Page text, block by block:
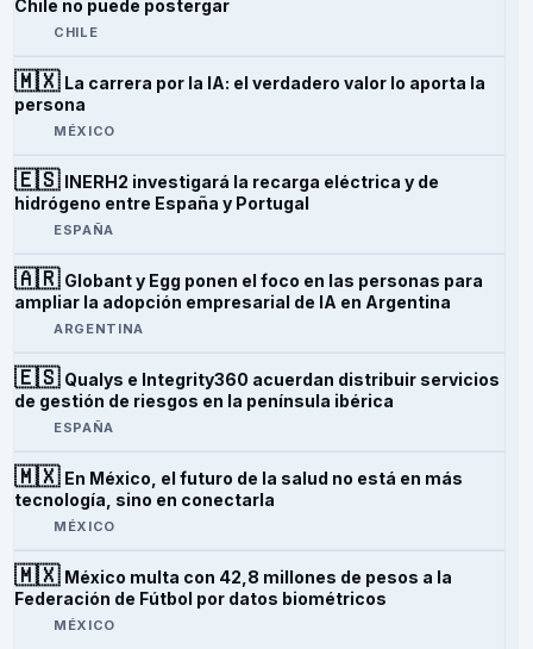
Chile no puede postergar
CHILE
🇲🇽 La carrera por la IA: el verdadero valor lo aporta la
persona
MÉXICO
🇪🇸 INERH2 investigará la recarga eléctrica y de
hidrógeno entre España y Portugal
ESPAÑA
🇦🇷 Globant y Egg ponen el foco en las personas para
ampliar la adopción empresarial de IA en Argentina
ARGENTINA
🇪🇸 Qualys e Integrity360 acuerdan distribuir servicios
de gestión de riesgos en la península ibérica
ESPAÑA
🇲🇽 En México, el futuro de la salud no está en más
tecnología, sino en conectarla
MÉXICO
🇲🇽 México multa con 42,8 millones de pesos a la
Federación de Fútbol por datos biométricos
MÉXICO